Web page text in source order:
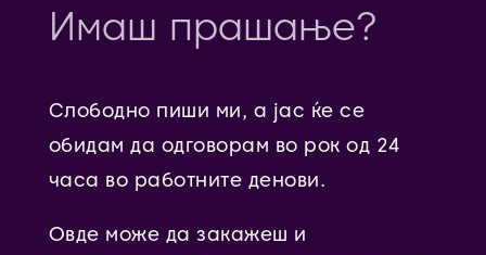
Имаш прашање?
Слободно пиши ми, а јас ќе се
обидам да одговорам во рок од 24
часа во работните денови.
Овде може да закажеш и